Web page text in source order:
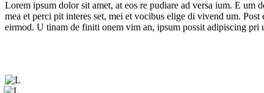
Lorem ipsum dolor sit amet, at eos re pudiare ad versa ium. E um
mea et perci pit interes set, mei et vocibus elige di vivend um.
eirmod. U tinam de finiti onem vim an, ipsum possit adipiscing pri